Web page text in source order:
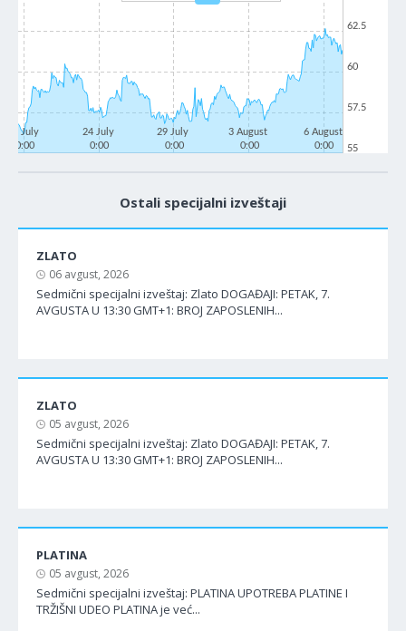
21 July
0:00
24 July
0:00
29 July
0:00
3 August
0:00
6 August
0:00
55
57.5
60
62.5
Ostali specijalni izveštaji
ZLATO
06 avgust, 2026
Sedmični specijalni izveštaj: Zlato DOGAĐAJI: PETAK, 7.
AVGUSTA U 13:30 GMT+1: BROJ ZAPOSLENIH...
ZLATO
05 avgust, 2026
Sedmični specijalni izveštaj: Zlato DOGAĐAJI: PETAK, 7.
AVGUSTA U 13:30 GMT+1: BROJ ZAPOSLENIH...
PLATINA
05 avgust, 2026
Sedmični specijalni izveštaj: PLATINA UPOTREBA PLATINE I
TRŽIŠNI UDEO PLATINA je već...